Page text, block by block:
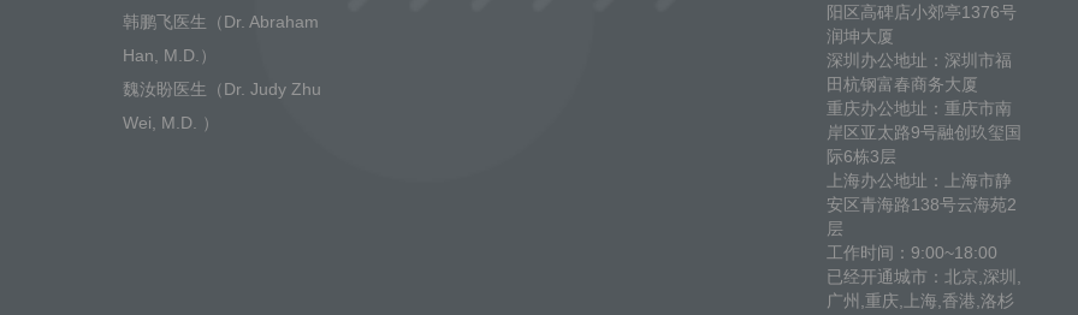
韩鹏飞医生（Dr. Abraham
Han, M.D.）
魏汝盼医生（Dr. Judy Zhu
Wei, M.D. ）
阳区高碑店小郊亭1376号
润坤大厦
深圳办公地址：深圳市福
田杭钢富春商务大厦
重庆办公地址：重庆市南
岸区亚太路9号融创玖玺国
际6栋3层
上海办公地址：上海市静
安区青海路138号云海苑2
层
工作时间：9:00~18:00
已经开通城市：北京,深圳,
广州,重庆,上海,香港,洛杉